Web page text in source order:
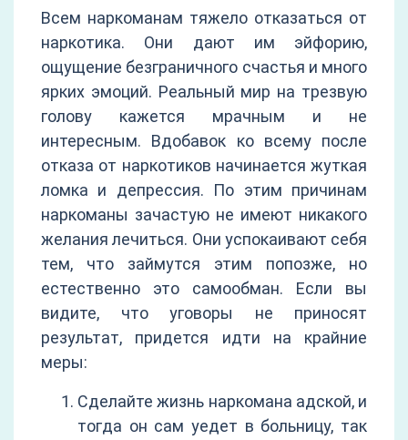
Всем наркоманам тяжело отказаться от
наркотика. Они дают им эйфорию,
ощущение безграничного счастья и много
ярких эмоций. Реальный мир на трезвую
голову кажется мрачным и не
интересным. Вдобавок ко всему после
отказа от наркотиков начинается жуткая
ломка и депрессия. По этим причинам
наркоманы зачастую не имеют никакого
желания лечиться. Они успокаивают себя
тем, что займутся этим попозже, но
естественно это самообман. Если вы
видите, что уговоры не приносят
результат, придется идти на крайние
меры:
Сделайте жизнь наркомана адской, и
тогда он сам уедет в больницу, так